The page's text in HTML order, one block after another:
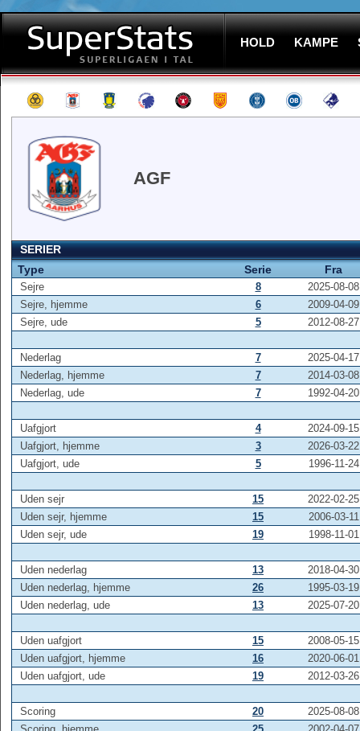
HOLD KAMPE
AGF
SERIER
Type
Serie Fra
Sejre 8
2025-08-08
Sejre, hjemme
6
2009-04-09
Sejre, ude
5 2012-08-27
Nederlag 7
2025-04-17
Nederlag, hjemme
7
2014-03-08
Nederlag, ude
7 1992-04-20
Uafgjort 4
2024-09-15
Uafgjort, hjemme
3
2026-03-22
Uafgjort, ude
5 1996-11-24
Uden sejr 15
2022-02-25
Uden sejr, hjemme
15
2006-03-11
Uden sejr, ude
19 1998-11-01
Uden nederlag 13
2018-04-30
Uden nederlag, hjemme
26
1995-03-19
Uden nederlag, ude
13 2025-07-20
Uden uafgjort 15
2008-05-15
Uden uafgjort, hjemme
16
2020-06-01
Uden uafgjort, ude
19 2012-03-26
Scoring 20
2025-08-08